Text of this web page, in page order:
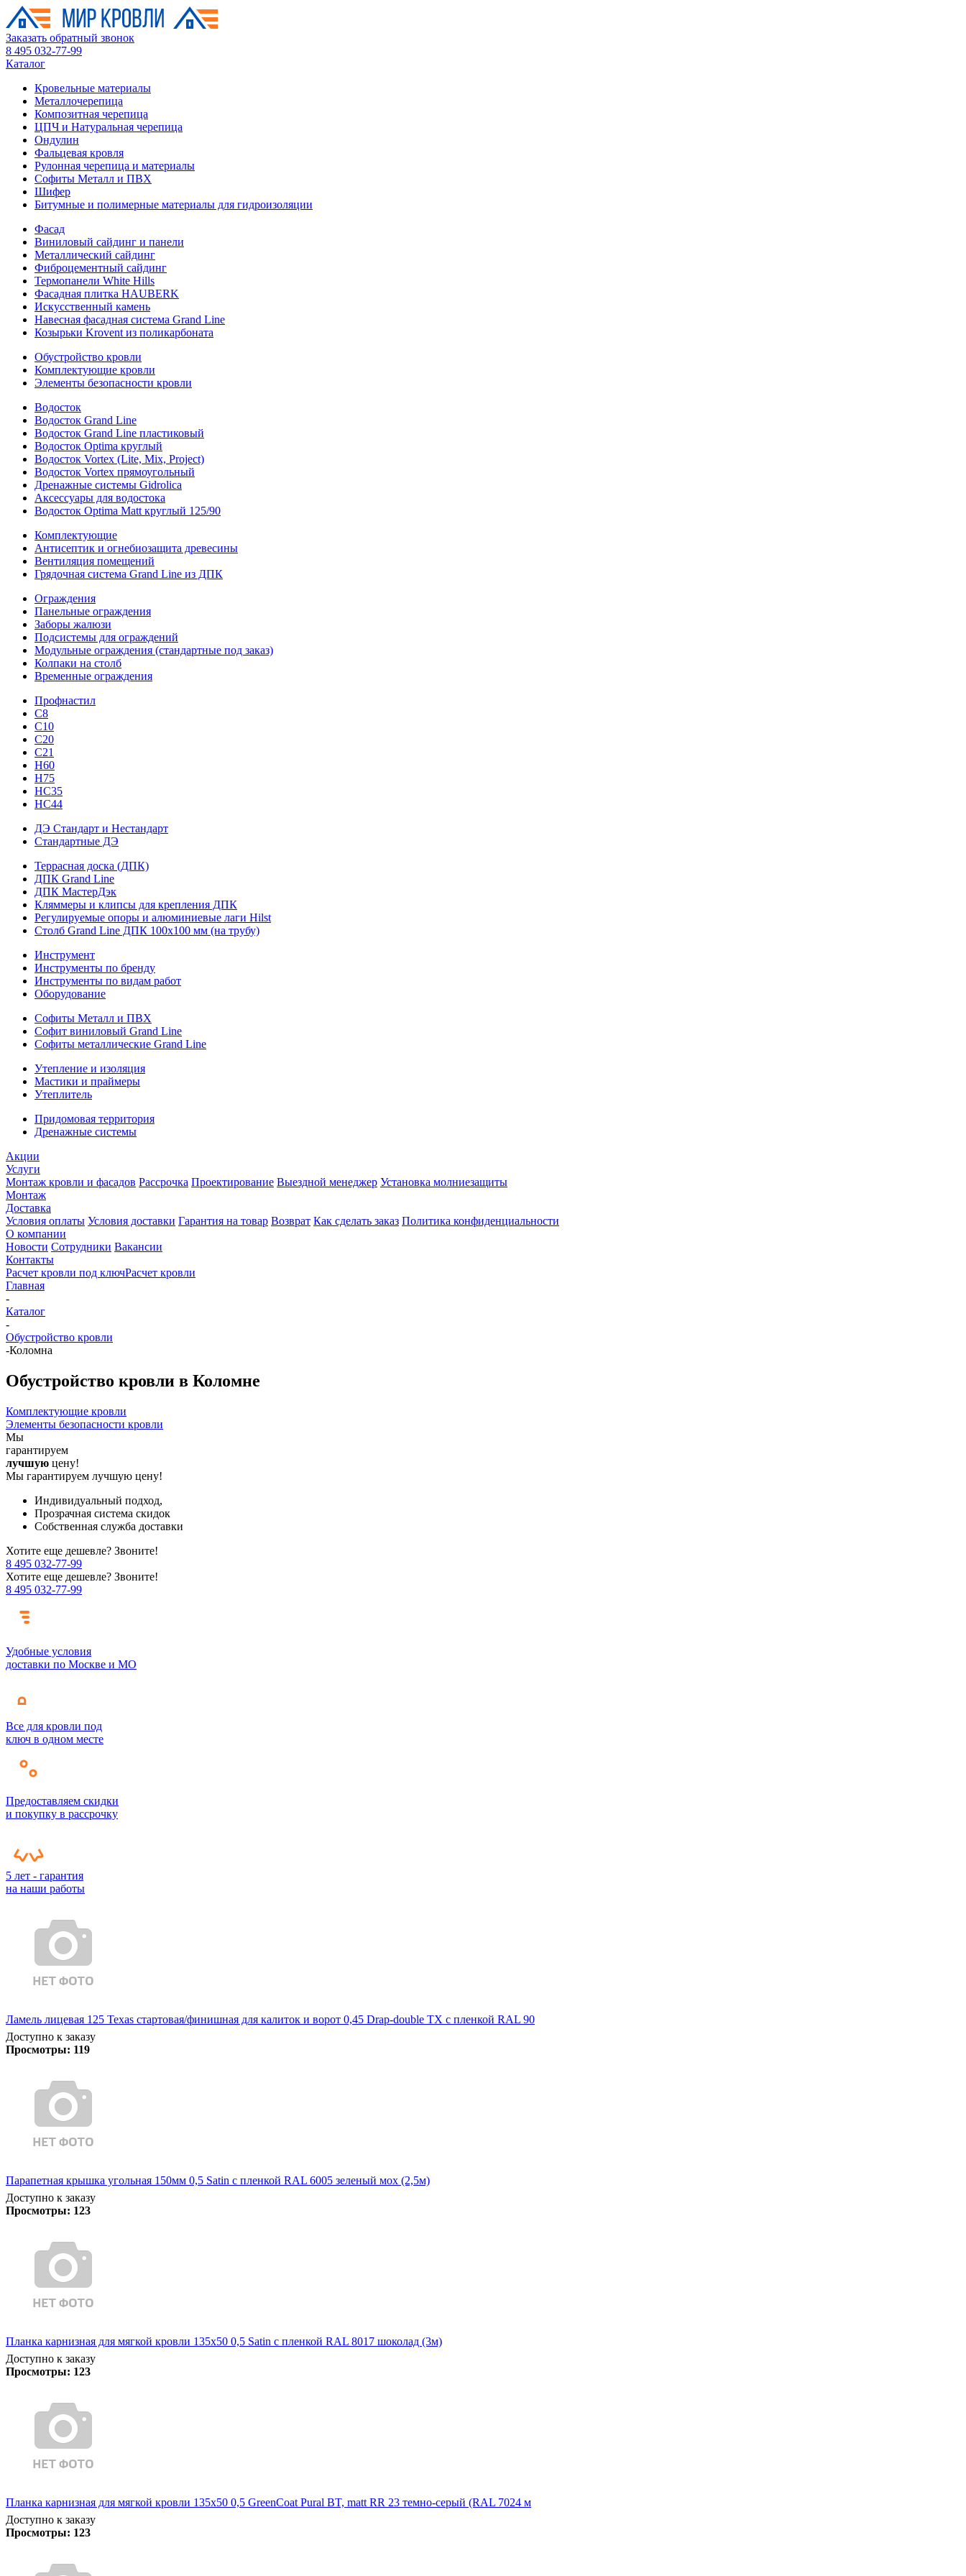
Заказать обратный звонок
8 495 032-77-99
Каталог
Кровельные материалы
Металлочерепица
Композитная черепица
ЦПЧ и Натуральная черепица
Ондулин
Фальцевая кровля
Рулонная черепица и материалы
Софиты Металл и ПВХ
Шифер
Битумные и полимерные материалы для гидроизоляции
Фасад
Виниловый сайдинг и панели
Металлический сайдинг
Фиброцементный сайдинг
Термопанели White Hills
Фасадная плитка HAUBERK
Искусственный камень
Навесная фасадная система Grand Line
Козырьки Krovent из поликарбоната
Обустройство кровли
Комплектующие кровли
Элементы безопасности кровли
Водосток
Водосток Grand Line
Водосток Grand Line пластиковый
Водосток Optima круглый
Водосток Vortex (Lite, Mix, Project)
Водосток Vortex прямоугольный
Дренажные системы Gidrolica
Аксессуары для водостока
Водосток Optima Matt круглый 125/90
Комплектующие
Антисептик и огнебиозащита древесины
Вентиляция помещений
Грядочная система Grand Line из ДПК
Ограждения
Панельные ограждения
Заборы жалюзи
Подсистемы для ограждений
Модульные ограждения (стандартные под заказ)
Колпаки на столб
Временные ограждения
Профнастил
С8
С10
С20
С21
H60
H75
HС35
НС44
ДЭ Стандарт и Нестандарт
Стандартные ДЭ
Террасная доска (ДПК)
ДПК Grand Line
ДПК МастерДэк
Кляммеры и клипсы для крепления ДПК
Регулируемые опоры и алюминиевые лаги Hilst
Столб Grand Line ДПК 100х100 мм (на трубу)
Инструмент
Инструменты по бренду
Инструменты по видам работ
Оборудование
Софиты Металл и ПВХ
Софит виниловый Grand Line
Софиты металлические Grand Line
Утепление и изоляция
Мастики и праймеры
Утеплитель
Придомовая территория
Дренажные системы
Акции
Услуги
Монтаж кровли и фасадов Рассрочка Проектирование Выездной менеджер Установка молниезащиты
Монтаж
Доставка
Условия оплаты Условия доставки Гарантия на товар Возврат Как сделать заказ Политика конфиденциальности
О компании
Новости Сотрудники Вакансии
Контакты
Расчет кровли под ключРасчет кровли
Главная
-
Каталог
-
Обустройство кровли
-Коломна
Обустройство кровли в Коломне
Комплектующие кровли
Элементы безопасности кровли
Мы
гарантируем
лучшую цену!
Мы гарантируем лучшую цену!
Индивидуальный подход,
Прозрачная система скидок
Собственная служба доставки
Хотите еще дешевле? Звоните!
8 495 032-77-99
Хотите еще дешевле? Звоните!
8 495 032-77-99
Удобные условия
доставки по Москве и МО
Все для кровли под
ключ в одном месте
Предоставляем скидки
и покупку в рассрочку
5 лет - гарантия
на наши работы
Ламель лицевая 125 Texas стартовая/финишная для калиток и ворот 0,45 Drap-double TX с пленкой RAL 90
Доступно к заказу
Просмотры: 119
Парапетная крышка угольная 150мм 0,5 Satin с пленкой RAL 6005 зеленый мох (2,5м)
Доступно к заказу
Просмотры: 123
Планка карнизная для мягкой кровли 135х50 0,5 Satin с пленкой RAL 8017 шоколад (3м)
Доступно к заказу
Просмотры: 123
Планка карнизная для мягкой кровли 135х50 0,5 GreenCoat Pural BT, matt RR 23 темно-серый (RAL 7024 м
Доступно к заказу
Просмотры: 123